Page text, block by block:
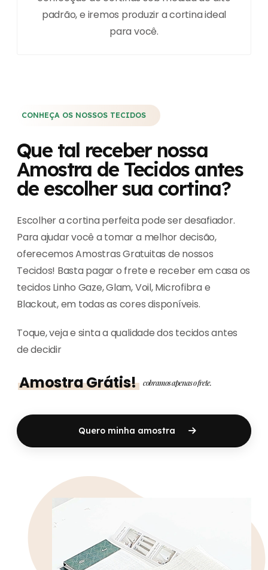
padrão, e iremos produzir a cortina ideal
para você.
CONHEÇA OS NOSSOS TECIDOS
Que tal receber nossa
Amostra de Tecidos antes
de escolher sua cortina?
Escolher a cortina perfeita pode ser desafiador.
Para ajudar você a tomar a melhor decisão,
oferecemos Amostras Gratuitas de nossos
Tecidos! Basta pagar o frete e receber em casa os
tecidos Linho Gaze, Glam, Voil, Microfibra e
Blackout, em todas as cores disponíveis.
Toque, veja e sinta a qualidade dos tecidos antes
de decidir
Amostra Grátis! cobramos apenas o frete.
Quero minha amostra